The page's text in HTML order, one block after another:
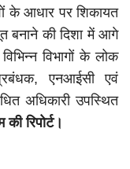
के आधार पर शिकायत
बनाने की दिशा में आगे
विभागों के लोक
एनआईसी एवं
अधिकारी उपस्थित
रिपोर्ट।